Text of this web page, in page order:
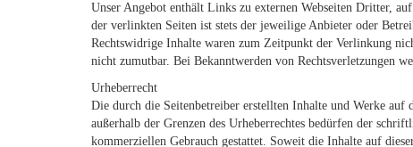
Unser Angebot enthält Links zu externen Webseiten Dritter,
der verlinkten Seiten ist stets der jeweilige Anbieter oder
Rechtswidrige Inhalte waren zum Zeitpunkt der Verlinkung
nicht zumutbar. Bei Bekanntwerden von Rechtsverletzungen
Urheberrecht
Die durch die Seitenbetreiber erstellten Inhalte und Werke
außerhalb der Grenzen des Urheberrechtes bedürfen der
kommerziellen Gebrauch gestattet. Soweit die Inhalte auf